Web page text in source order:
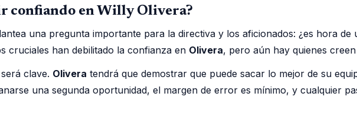
confiando en Willy Olivera?
una pregunta importante para la directiva y los aficionados: ¿es hora
cruciales han debilitado la confianza en Olivera, pero aún hay quienes
será clave. Olivera tendrá que demostrar que puede sacar lo mejor de su
una segunda oportunidad, el margen de error es mínimo, y cualquier